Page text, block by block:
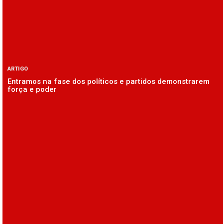
ARTIGO
Entramos na fase dos políticos e partidos demonstrarem
força e poder